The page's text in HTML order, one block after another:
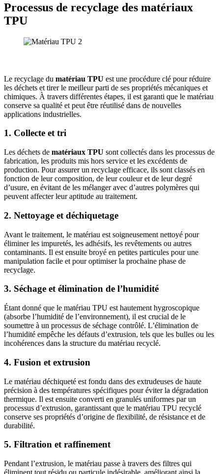
Processus de recyclage des matériaux
TPU
Le recyclage du matériau TPU est une procédure clé pour réduire
les déchets et tirer le meilleur parti de ses propriétés mécaniques et
chimiques. À travers différentes étapes, il est garanti que le matériau
conserve sa qualité et peut être réutilisé dans de nouvelles
applications industrielles.
1. Collecte et tri
Les déchets de matériaux TPU sont collectés dans les processus de
fabrication, les produits mis hors service et les excédents de
production. Pour assurer un recyclage efficace, ils sont classés en
fonction de leur composition, de leur couleur et de leur degré
d’usure, en évitant de les mélanger avec d’autres polymères qui
peuvent affecter leur aptitude au traitement.
2. Nettoyage et déchiquetage
Avant le traitement, le matériau est soigneusement nettoyé pour
éliminer les impuretés, les adhésifs, les revêtements ou autres
contaminants. Il est ensuite broyé en petites particules pour une
manipulation facile et pour optimiser la prochaine phase de
recyclage.
3. Séchage et élimination de l’humidité
Étant donné que le matériau TPU est hautement hygroscopique
(absorbe l’humidité de l’environnement), il est crucial de le
soumettre à un processus de séchage contrôlé. L’élimination de
l’humidité empêche les défauts d’extrusion, tels que les bulles ou les
incohérences dans la structure du matériau recyclé.
4. Fusion et extrusion
Le matériau déchiqueté est fondu dans des extrudeuses de haute
précision à des températures spécifiques pour éviter la dégradation
thermique. Il est ensuite converti en granulés uniformes par un
processus d’extrusion, garantissant que le matériau TPU recyclé
conserve ses propriétés d’origine de flexibilité, de résistance et de
durabilité.
5. Filtration et raffinement
Pendant l’extrusion, le matériau passe à travers des filtres qui
éliminent tout résidu ou particule indésirable, améliorant ainsi la